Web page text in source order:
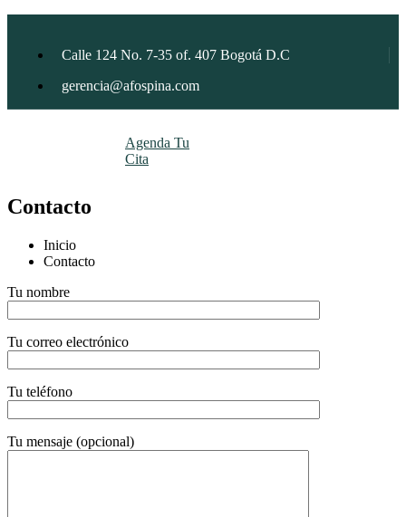
Calle 124 No. 7-35 of. 407 Bogotá D.C
gerencia@afospina.com
Agenda Tu
Cita
Contacto
Inicio
Contacto
Tu nombre
Tu correo electrónico
Tu teléfono
Tu mensaje (opcional)